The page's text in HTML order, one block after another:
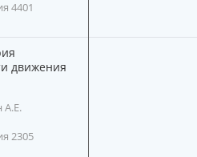
4401
движения
А.Е.
2305